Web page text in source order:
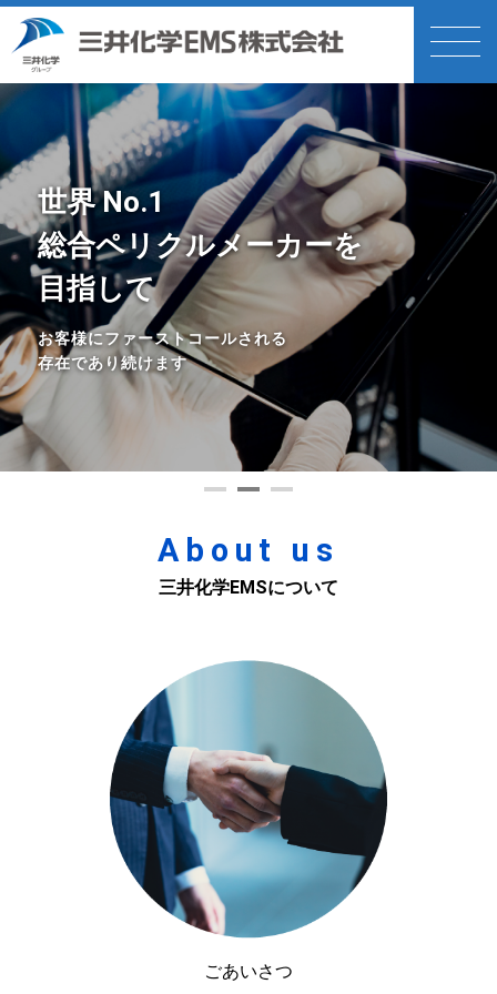
世界 No.1
総合ペリクルメーカーを
目指して
お客様にファーストコールされる
存在であり続けます
About us
三井化学EMSについて
ごあいさつ